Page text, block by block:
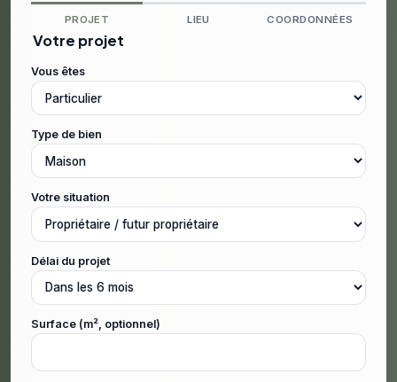
PROJET LIEU COORDONNÉES
Votre projet
Vous êtes
Type de bien
Votre situation
Délai du projet
Surface (m², optionnel)